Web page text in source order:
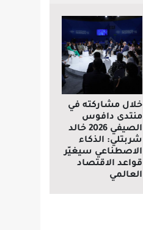
خلال مشاركته في
منتدى دافوس
الصيفي 2026 خالد
شربتلي: الذكاء
الاصطناعي سيغيّر
قواعد الاقتصاد
العالمي